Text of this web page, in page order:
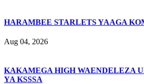
HARAMBEE STARLETS YAAGA
Aug 04, 2026
KAKAMEGA HIGH WAENDELEZA
YA KSSSA